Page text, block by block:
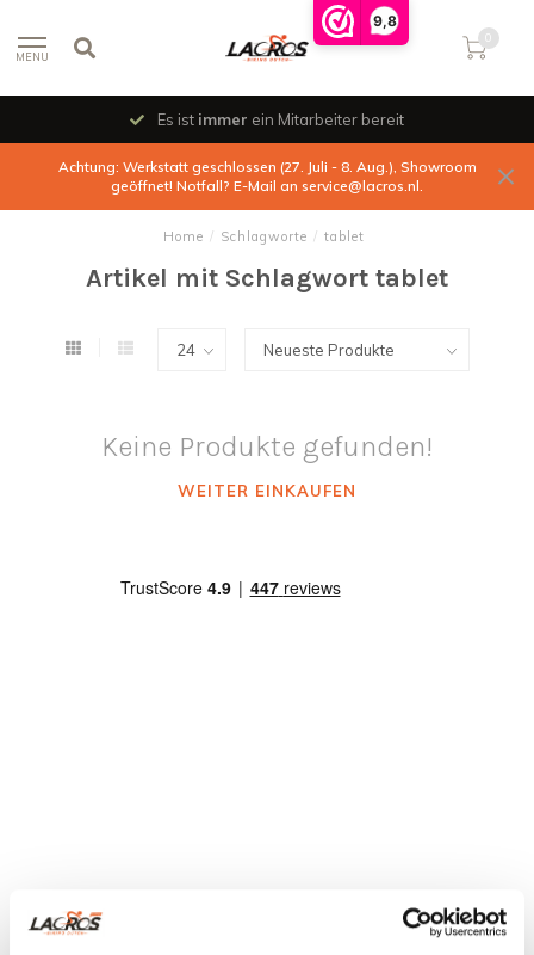
9,8
MENU
0
Es ist immer ein Mitarbeiter bereit
Achtung: Werkstatt geschlossen (27. Juli - 8. Aug.), Showroom
geöffnet! Notfall? E-Mail an service@lacros.nl.
Home / Schlagworte / tablet
Artikel mit Schlagwort tablet
Keine Produkte gefunden!
WEITER EINKAUFEN